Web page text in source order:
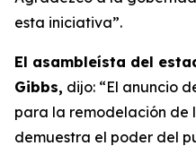
esta iniciativa”.
El asambleísta del
Gibbs, dijo: “El anuncio
para la remodelación de
demuestra el poder del